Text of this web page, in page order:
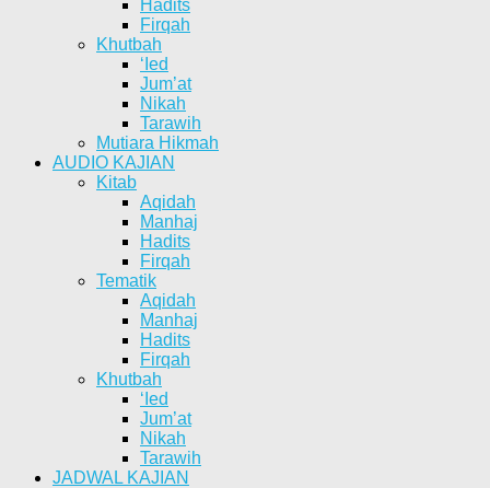
Hadits
Firqah
Khutbah
‘Ied
Jum’at
Nikah
Tarawih
Mutiara Hikmah
AUDIO KAJIAN
Kitab
Aqidah
Manhaj
Hadits
Firqah
Tematik
Aqidah
Manhaj
Hadits
Firqah
Khutbah
‘Ied
Jum’at
Nikah
Tarawih
JADWAL KAJIAN